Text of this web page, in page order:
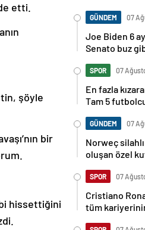
etti.
şöyle
bir
hissettiğini
GÜNDEM 07
Joe Biden 6
Senato buz
SPOR 07
En fazla
Tam 5
GÜNDEM 07
Norweç
oluşan özel
SPOR 07
Cristiano
tüm